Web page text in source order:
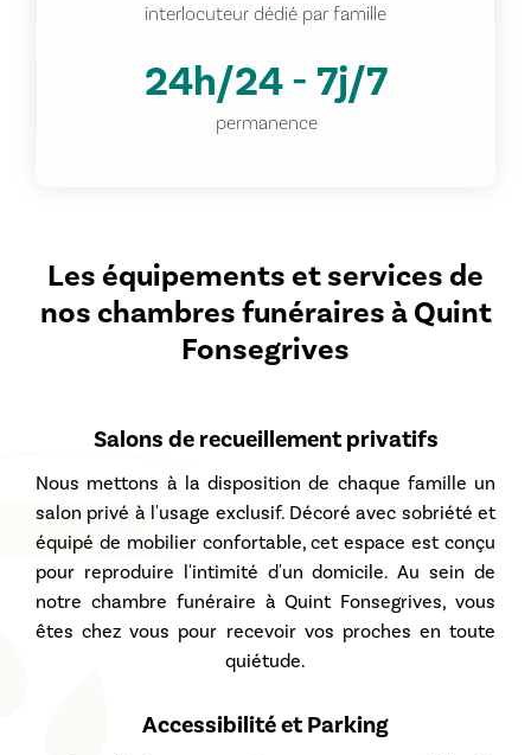
interlocuteur dédié par famille
24h/24 - 7j/7
permanence
Les équipements et services de
nos chambres funéraires à Quint
Fonsegrives
Salons de recueillement privatifs
Nous mettons à la disposition de chaque famille un
salon privé à l'usage exclusif. Décoré avec sobriété et
équipé de mobilier confortable, cet espace est conçu
pour reproduire l'intimité d'un domicile. Au sein de
notre chambre funéraire à Quint Fonsegrives, vous
êtes chez vous pour recevoir vos proches en toute
quiétude.
Accessibilité et Parking